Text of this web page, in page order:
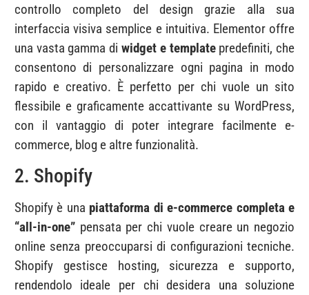
controllo completo del design grazie alla sua
interfaccia visiva semplice e intuitiva. Elementor offre
una vasta gamma di widget e templatepredefiniti, che
consentono di personalizzare ogni pagina in modo
rapido e creativo. È perfetto per chi vuole un sito
flessibile e graficamente accattivante su WordPress,
con il vantaggio di poter integrare facilmente e-
commerce, blog e altre funzionalità.
2. Shopify
Shopify è una piattaforma di e-commerce completa e
“all-in-one”pensata per chi vuole creare un negozio
online senza preoccuparsi di configurazioni tecniche.
Shopify gestisce hosting, sicurezza e supporto,
rendendolo ideale per chi desidera una soluzione